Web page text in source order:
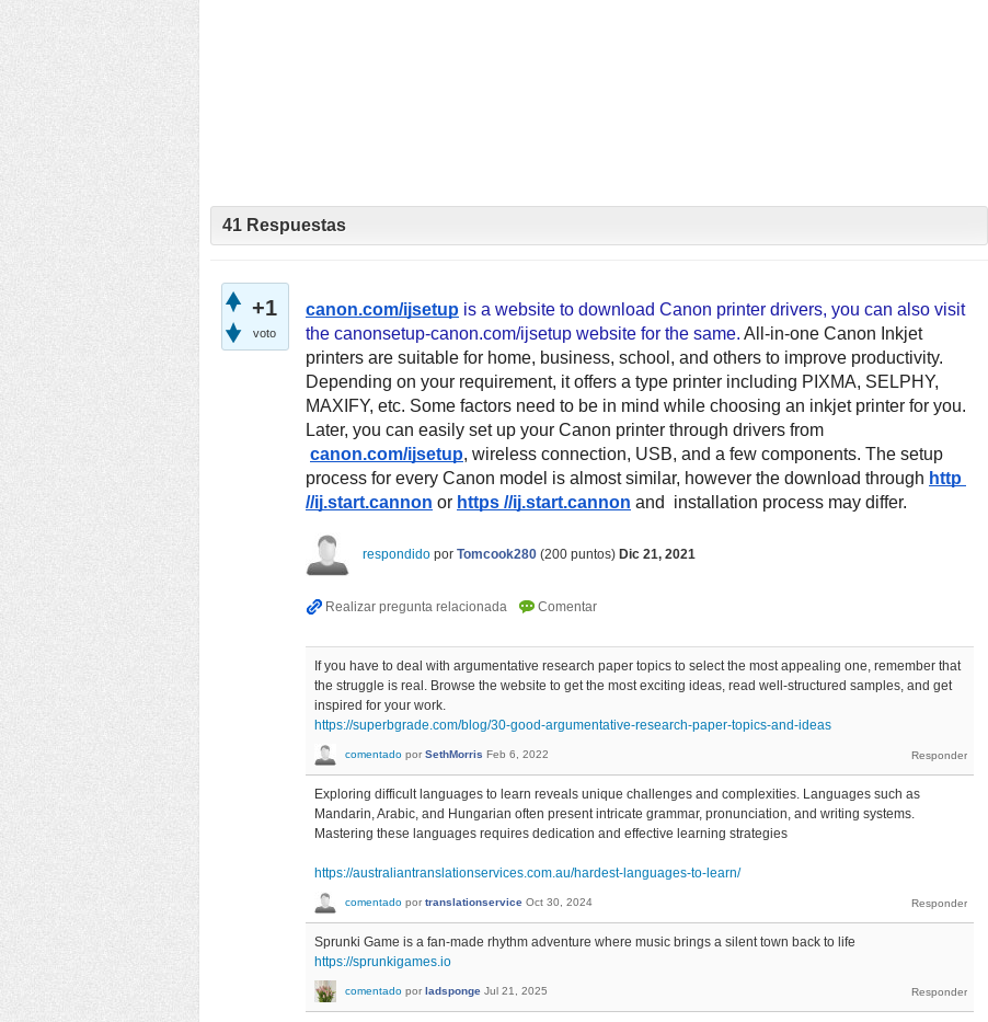
41 Respuestas
+1
voto
canon.com/ijsetup is a website to download Canon printer drivers, you can also visit
the canonsetup-canon.com/ijsetup website for the same. All-in-one Canon Inkjet
printers are suitable for home, business, school, and others to improve productivity.
Depending on your requirement, it offers a type printer including PIXMA, SELPHY,
MAXIFY, etc. Some factors need to be in mind while choosing an inkjet printer for you.
Later, you can easily set up your Canon printer through drivers from
canon.com/ijsetup, wireless connection, USB, and a few components. The setup
process for every Canon model is almost similar, however the download through http
//ij.start.cannon or https //ij.start.cannon and  installation process may differ.
respondido por Tomcook280 (200 puntos) Dic 21, 2021
If you have to deal with argumentative research paper topics to select the most appealing one, remember that
the struggle is real. Browse the website to get the most exciting ideas, read well-structured samples, and get
inspired for your work.
https://superbgrade.com/blog/30-good-argumentative-research-paper-topics-and-ideas
comentado por SethMorris Feb 6, 2022
Exploring difficult languages to learn reveals unique challenges and complexities. Languages such as
Mandarin, Arabic, and Hungarian often present intricate grammar, pronunciation, and writing systems.
Mastering these languages requires dedication and effective learning strategies
https://australiantranslationservices.com.au/hardest-languages-to-learn/
comentado por translationservice Oct 30, 2024
Sprunki Game is a fan-made rhythm adventure where music brings a silent town back to life
https://sprunkigames.io
comentado por ladsponge Jul 21, 2025